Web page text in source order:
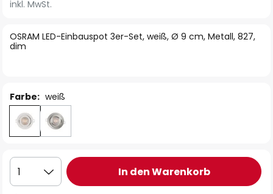
springen
OSRAM LED-Einbauspot 3er-Set, weiß, Ø 9 cm, Metall, 827,
dim
inkl. MwSt.
Farbe: weiß
1 In den Warenkorb